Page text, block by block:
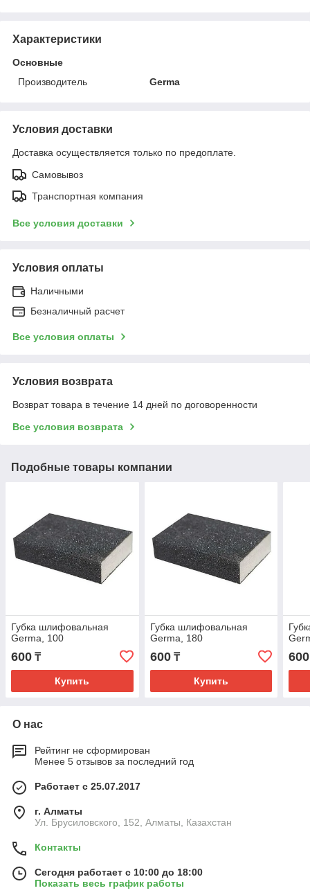
Характеристики
Основные
Производитель
Germa
Условия доставки
Доставка осуществляется только по предоплате.
Самовывоз
Транспортная компания
Все условия доставки
Условия оплаты
Наличными
Безналичный расчет
Все условия оплаты
Условия возврата
Возврат товара в течение 14 дней по договоренности
Все условия возврата
Подобные товары компании
Губка шлифовальная
Germa, 100
600 ₸
Купить
Губка шлифовальная
Germa, 180
600₸
Купить
600
О нас
Рейтинг не сформирован
Менее 5 отзывов за последний год
Работает с 25.07.2017
г. Алматы
Ул. Брусиловского, 152, Алматы, Казахстан
Контакты
Сегодня работает с 10:00 до 18:00
Показать весь график работы